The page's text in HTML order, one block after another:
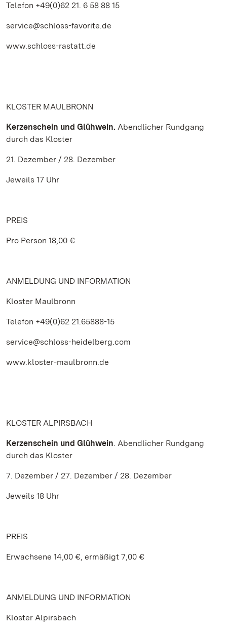
Telefon +49(0)62 21. 6 58 88 15
service@schloss-favorite.de
www.schloss-rastatt.de
KLOSTER MAULBRONN
Kerzenschein und Glühwein. Abendlicher Rundgang
durch das Kloster
21. Dezember / 28. Dezember
Jeweils 17 Uhr
PREIS
Pro Person 18,00 €
ANMELDUNG UND INFORMATION
Kloster Maulbronn
Telefon +49(0)62 21.65888-15
service@schloss-heidelberg.com
www.kloster-maulbronn.de
KLOSTER ALPIRSBACH
Kerzenschein und Glühwein. Abendlicher Rundgang
durch das Kloster
7. Dezember / 27. Dezember / 28. Dezember
Jeweils 18 Uhr
PREIS
Erwachsene 14,00 €, ermäßigt 7,00 €
ANMELDUNG UND INFORMATION
Kloster Alpirsbach